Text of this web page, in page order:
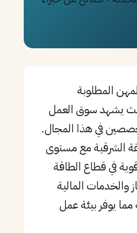
المطلوبة
حيث يشهد سوق العمل
في هذا المجال.
الشرقية مع مستوى
في قطاع الطاقة
والخدمات المالية
يوفر بيئة عمل